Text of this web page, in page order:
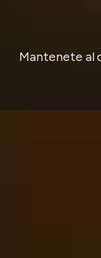
Mantenete al